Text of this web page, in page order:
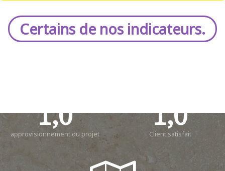
Certains de nos indicateurs.
1,0
approvisionnement du projet
1,0
Client satisfait